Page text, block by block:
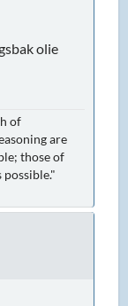
olie
of
are
those of